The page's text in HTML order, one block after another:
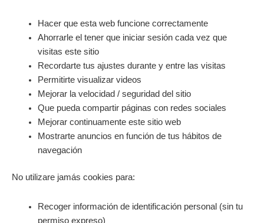
Hacer que esta web funcione correctamente
Ahorrarle el tener que iniciar sesión cada vez que
visitas este sitio
Recordarte tus ajustes durante y entre las visitas
Permitirte visualizar videos
Mejorar la velocidad / seguridad del sitio
Que pueda compartir páginas con redes sociales
Mejorar continuamente este sitio web
Mostrarte anuncios en función de tus hábitos de
navegación
No utilizare jamás cookies para:
Recoger información de identificación personal (sin tu
permiso expreso)